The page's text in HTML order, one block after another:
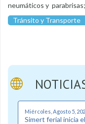
neumáticos y
Tránsito y Transporte
Miércoles, Agosto 5,
Simert ferial inicia